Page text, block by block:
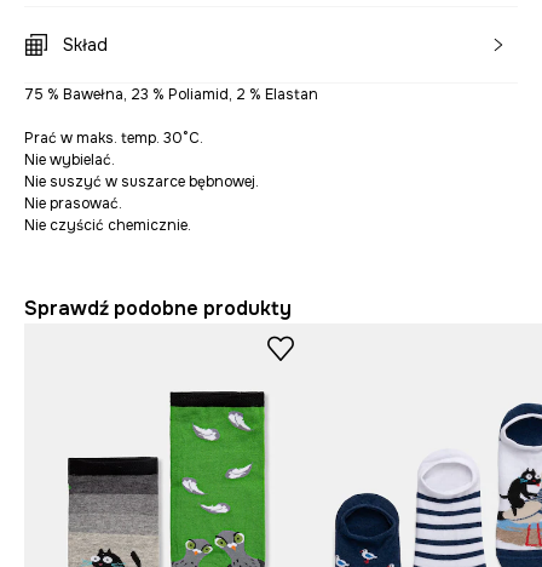
Skład
75 % Bawełna, 23 % Poliamid, 2 % Elastan
Prać w maks. temp. 30°C.
Nie wybielać.
Nie suszyć w suszarce bębnowej.
Nie prasować.
Nie czyścić chemicznie.
Sprawdź podobne produkty